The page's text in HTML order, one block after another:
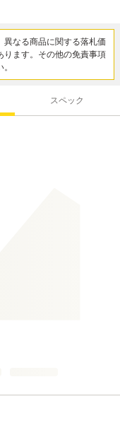
異なる商品に関する落札価
ります。その他の免責事項
スペック